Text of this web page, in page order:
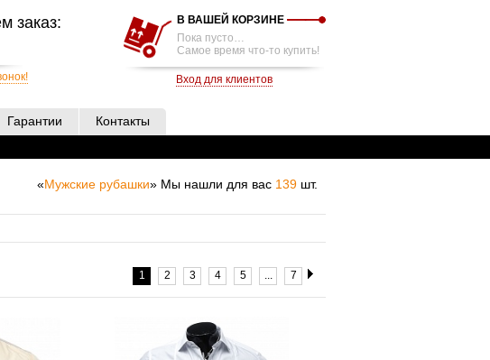
заказ:
В ВАШЕЙ КОРЗИНЕ
Пока пусто…
Самое время что-то купить!
Вход для клиентов
Гарантии
Контакты
«Мужские рубашки» Мы нашли для вас 139 шт.
1 2 3 4 5 ... 7